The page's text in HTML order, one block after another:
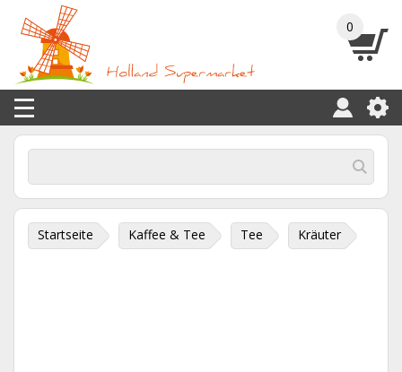
0
Startseite Kaffee & Tee Tee Kräuter